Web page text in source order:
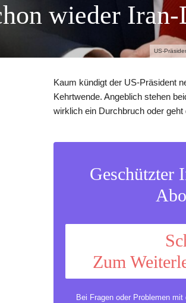
US-
wieder Iran-
Kaum kündigt der US-Präsident
Kehrtwende. Angeblich stehen
wirklich ein Durchbruch oder
Geschützter
Zum
Bei Fragen oder Problemen